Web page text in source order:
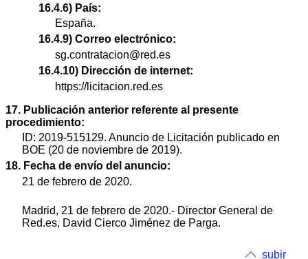
16.4.6) País:
España.
16.4.9) Correo electrónico:
sg.contratacion@red.es
16.4.10) Dirección de internet:
https://licitacion.red.es
17. Publicación anterior referente al presente
procedimiento:
ID: 2019-515129. Anuncio de Licitación publicado en
BOE (20 de noviembre de 2019).
18. Fecha de envío del anuncio:
21 de febrero de 2020.
Madrid, 21 de febrero de 2020.- Director General de
Red.es, David Cierco Jiménez de Parga.
subir